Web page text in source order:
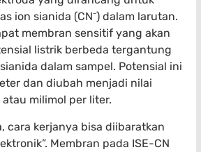
ion sianida (CN⁻) dalam larutan.
membran sensitif yang akan
listrik berbeda tergantung
dalam sampel. Potensial ini
dan diubah menjadi nilai
milimol per liter.
cara kerjanya bisa diibaratkan
Membran pada ISE-CN